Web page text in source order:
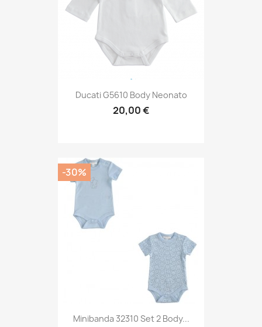
Ducati G5610 Body Neonato
20,00 €
Minibanda 32310 Set 2 Body...
-30%